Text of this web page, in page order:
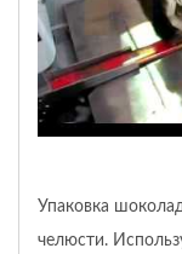
Упаковка
челюсти.